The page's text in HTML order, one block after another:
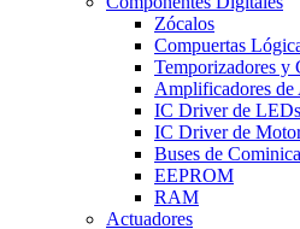
Zócalos
Compuertas
Temporizadores y
Amplificadores de
IC Driver de LEDs
IC Driver de
Buses de
EEPROM
RAM
Actuadores